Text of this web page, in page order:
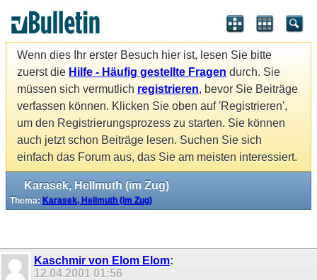
Wenn dies Ihr erster Besuch hier ist, lesen Sie bitte
zuerst die Hilfe - Häufig gestellte Fragen durch. Sie
müssen sich vermutlich registrieren, bevor Sie Beiträge
verfassen können. Klicken Sie oben auf 'Registrieren',
um den Registrierungsprozess zu starten. Sie können
auch jetzt schon Beiträge lesen. Suchen Sie sich
einfach das Forum aus, das Sie am meisten interessiert.
Karasek, Hellmuth (im Zug)
Thema: Karasek, Hellmuth (im Zug)
Kaschmir von Elom Elom:
12.04.2001 01:56